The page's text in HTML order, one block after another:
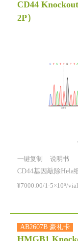
CD44
2P）
一键复制 说明书
CD44基因敲除Hela
¥7000.00/1-5×10⁶/
AB2607B 豪礼卡